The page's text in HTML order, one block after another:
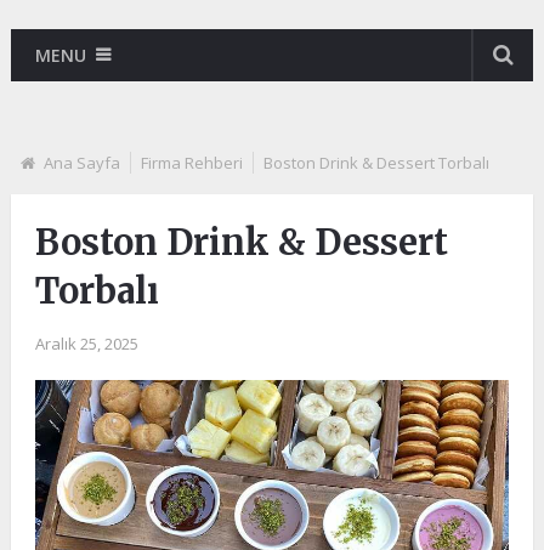
MENU
Ana Sayfa Firma Rehberi Boston Drink & Dessert Torbalı
Boston Drink & Dessert
Torbalı
Aralık 25, 2025